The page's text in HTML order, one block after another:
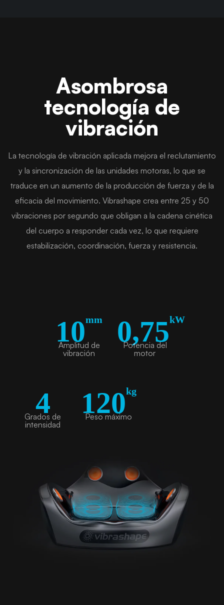
Asombrosa
tecnología de
vibración
La tecnología de vibración aplicada mejora el reclutamiento
y la sincronización de las unidades motoras, lo que se
traduce en un aumento de la producción de fuerza y de la
eficacia del movimiento. Vibrashape crea entre 25 y 50
vibraciones por segundo que obligan a la cadena cinética
del cuerpo a responder cada vez, lo que requiere
estabilización, coordinación, fuerza y resistencia.
10mm
Amplitud de
vibración
0,75kW
Potencia del
motor
4
Grados de
intensidad
120kg
Peso máximo